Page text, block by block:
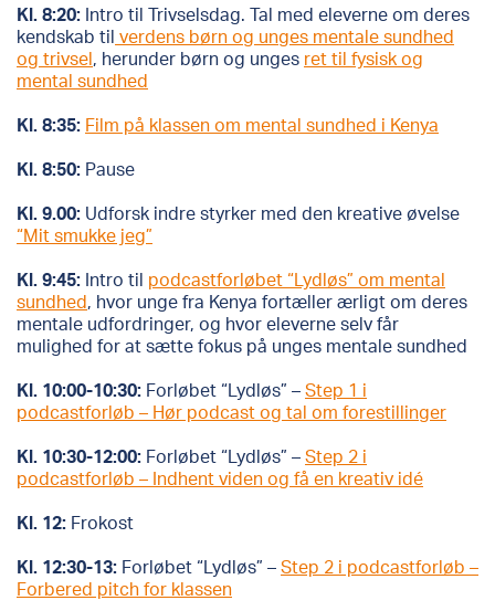
Kl. 8:20: Intro til Trivselsdag. Tal med eleverne om deres
kendskab til verdens børn og unges mentale sundhed
og trivsel, herunder børn og unges ret til fysisk og
mental sundhed
Kl. 8:35: Film på klassen om mental sundhed i Kenya
Kl. 8:50: Pause
Kl. 9.00: Udforsk indre styrker med den kreative øvelse
“Mit smukke jeg”
Kl. 9:45: Intro til podcastforløbet “Lydløs” om mental
sundhed, hvor unge fra Kenya fortæller ærligt om deres
mentale udfordringer, og hvor eleverne selv får
mulighed for at sætte fokus på unges mentale sundhed
Kl. 10:00-10:30: Forløbet “Lydløs” –Step 1 i
podcastforløb – Hør podcast og tal om forestillinger
Kl. 10:30-12:00: Forløbet “Lydløs” –Step 2 i
podcastforløb – Indhent viden og få en kreativ idé
Kl. 12: Frokost
Kl. 12:30-13: Forløbet “Lydløs” –Step 2 i podcastforløb –
Forbered pitch for klassen